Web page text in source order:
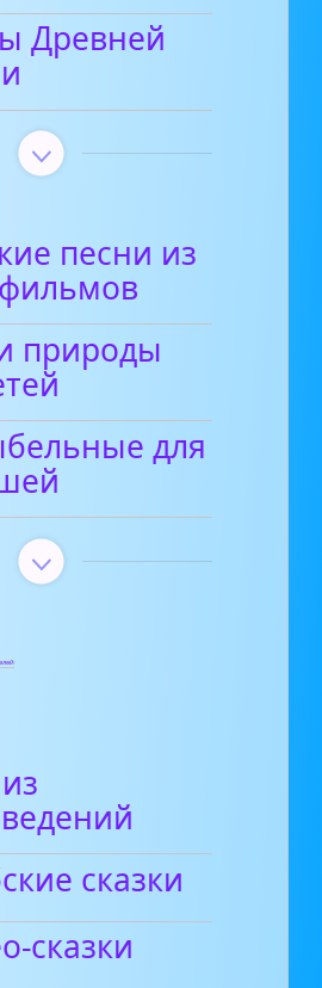
Древней
песни из
природы
для
сказки
сказки